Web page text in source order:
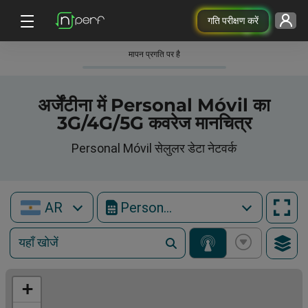
गति परीक्षण करें
मापन प्रगति पर है
अर्जेंटीना में Personal Móvil का
3G/4G/5G कवरेज मानचित्र
Personal Móvil सेलुलर डेटा नेटवर्क
AR Personal Móvil
+